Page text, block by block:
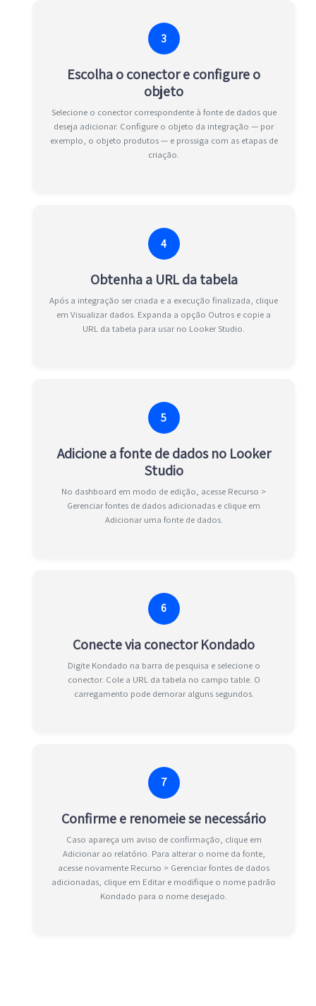
3
Escolha o conector e configure o
objeto
Selecione o conector correspondente à fonte de dados que
deseja adicionar. Configure o objeto da integração — por
exemplo, o objeto produtos — e prossiga com as etapas de
criação.
4
Obtenha a URL da tabela
Após a integração ser criada e a execução finalizada, clique
em Visualizar dados. Expanda a opção Outros e copie a
URL da tabela para usar no Looker Studio.
5
Adicione a fonte de dados no Looker
Studio
No dashboard em modo de edição, acesse Recurso >
Gerenciar fontes de dados adicionadas e clique em
Adicionar uma fonte de dados.
6
Conecte via conector Kondado
Digite Kondado na barra de pesquisa e selecione o
conector. Cole a URL da tabela no campo table. O
carregamento pode demorar alguns segundos.
7
Confirme e renomeie se necessário
Caso apareça um aviso de confirmação, clique em
Adicionar ao relatório. Para alterar o nome da fonte,
acesse novamente Recurso > Gerenciar fontes de dados
adicionadas, clique em Editar e modifique o nome padrão
Kondado para o nome desejado.